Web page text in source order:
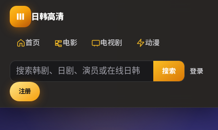
日韩高清
首页 电影 电视剧 动漫
搜索 登录
注册